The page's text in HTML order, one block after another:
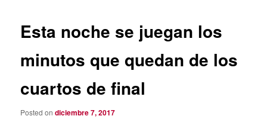
Esta noche se juegan los
minutos que quedan de los
cuartos de final
Posted ondiciembre 7, 2017